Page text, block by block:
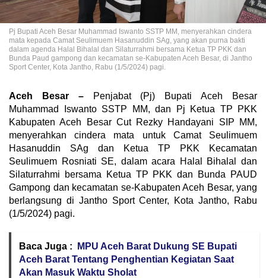
Pj Bupati Aceh Besar Muhammad Iswanto SSTP MM, menyerahkan cindera
mata kepada Camat Seulimuem Hasanuddin SAg, yang akan purna bakti
dalam agenda Halal Bihalal dan Silaturrahmi bersama Ketua TP PKK dan
Bunda Paud gampong dan kecamatan se-Kabupaten Aceh Besar, di Jantho
Sport Center, Kota Jantho, Rabu (1/5/2024) pagi.
Aceh Besar –Penjabat (Pj) Bupati Aceh Besar
Muhammad Iswanto SSTP MM, dan Pj Ketua TP PKK
Kabupaten Aceh Besar Cut Rezky Handayani SIP MM,
menyerahkan cindera mata untuk Camat Seulimuem
Hasanuddin SAg dan Ketua TP PKK Kecamatan
Seulimuem Rosniati SE, dalam acara Halal Bihalal dan
Silaturrahmi bersama Ketua TP PKK dan Bunda PAUD
Gampong dan kecamatan se-Kabupaten Aceh Besar, yang
berlangsung di Jantho Sport Center, Kota Jantho, Rabu
(1/5/2024) pagi.
Baca Juga :
MPU Aceh Barat Dukung SE Bupati
Aceh Barat Tentang Penghentian Kegiatan Saat
Akan Masuk Waktu Sholat